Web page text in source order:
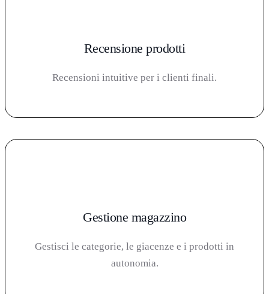
Recensione prodotti
Recensioni intuitive per i clienti finali.
Gestione magazzino
Gestisci le categorie, le giacenze e i prodotti in
autonomia.